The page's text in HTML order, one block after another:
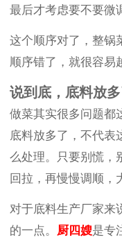
最后才考虑要不要微
这个顺序对了，整锅
顺序错了，就很容易
说到底，底料放
做菜其实很多问题都
底料放多了，不代表
么处理。只要别慌，
回拉，再慢慢调顺，
对于底料生产厂家来
的一点。 厨四嫂是专